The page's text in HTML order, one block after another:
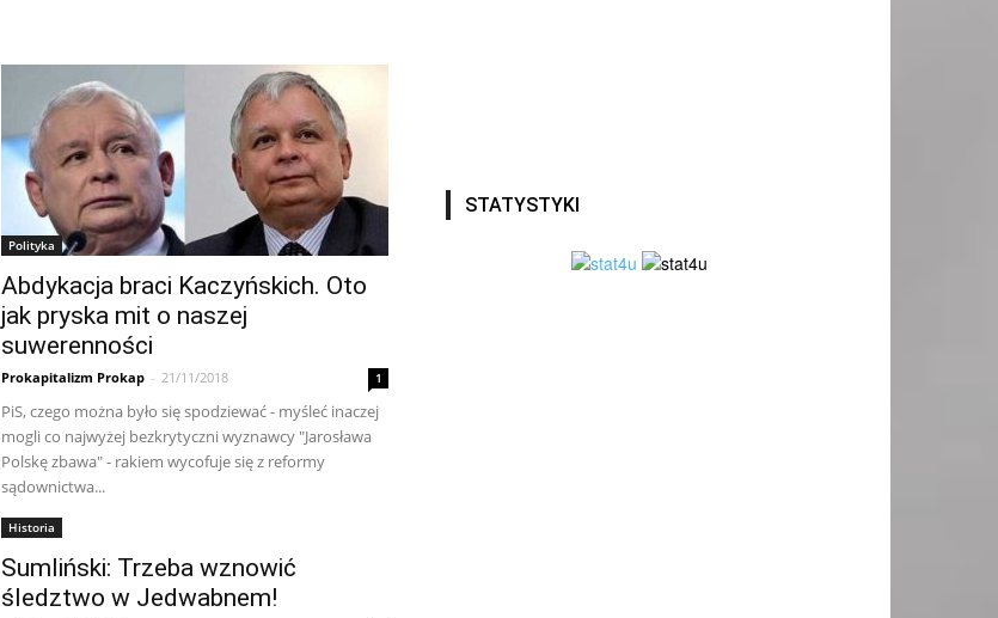
Polityka
Abdykacja braci Kaczyńskich. Oto
jak pryska mit o naszej
suwerenności
Prokapitalizm Prokap - 21/11/2018 1
PiS, czego można było się spodziewać - myśleć inaczej
mogli co najwyżej bezkrytyczni wyznawcy "Jarosława
Polskę zbawa" - rakiem wycofuje się z reformy
sądownictwa...
Historia
Sumliński: Trzeba wznowić
śledztwo w Jedwabnem!
STATYSTYKI